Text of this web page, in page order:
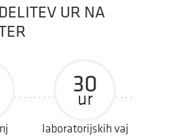
UR NA
30
ur
laboratorijskih vaj